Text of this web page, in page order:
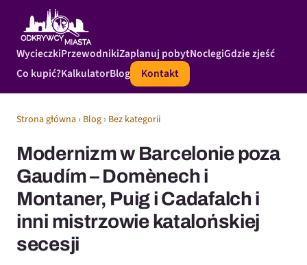
WycieczkiPrzewodnikiZaplanuj pobytNoclegiGdzie zjeść
Co kupić?KalkulatorBlog Kontakt
Strona główna › Blog › Bez kategorii
Modernizm w Barcelonie poza
Gaudím – Domènech i
Montaner, Puig i Cadafalch i
inni mistrzowie katalońskiej
secesji